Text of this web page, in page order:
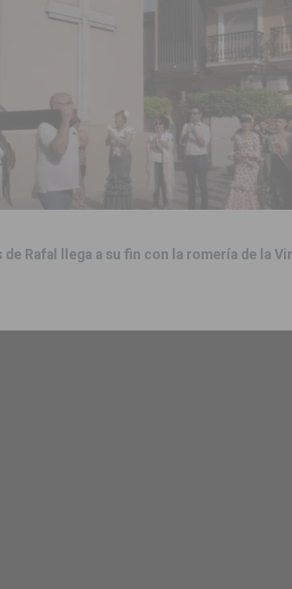
Pilar de la Horadada
Desfile de Disfraces y Carrozas de las Fiestas
del entorno del CEIP Pascual Andreu
dentro del Plan Edificant
en el robo de vehículos de alta gama mediante la
desempleadas a través de seis programas
de Rafal llega a su fin con la romería de la